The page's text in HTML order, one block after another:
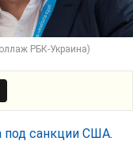
РБК-Украина)
под санкции США.